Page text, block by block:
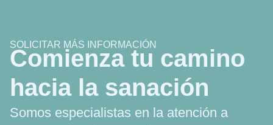
SOLICITAR MÁS INFORMACIÓN
Comienza tu camino
hacia la sanación
Somos especialistas en la atención a